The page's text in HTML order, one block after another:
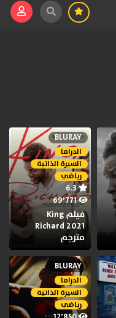
BLURAY
الدراما
السيرة الذاتية
رياضي
6.3
69٬771
فيلم King
Richard 2021
مترجم
BLURAY
الدراما
السيرة الذاتية
رياضي